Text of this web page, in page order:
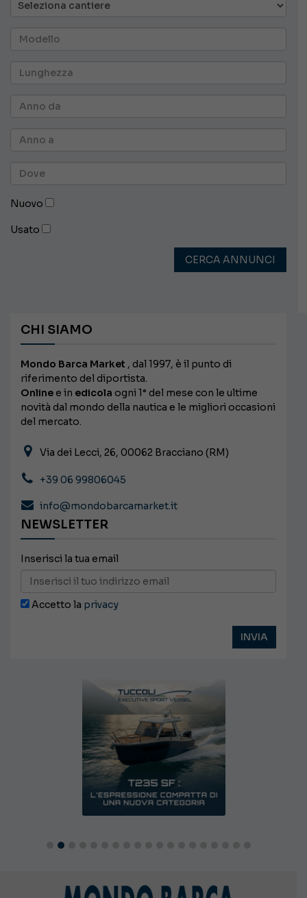
Nuovo
Usato
CERCA ANNUNCI
CHI SIAMO
Mondo Barca Market , dal 1997, è il punto di
riferimento del diportista.
Online e in edicola ogni 1° del mese con le ultime
novità dal mondo della nautica e le migliori occasioni
del mercato.
Via dei Lecci, 26, 00062 Bracciano (RM)
+39 06 99806045
info@mondobarcamarket.it
NEWSLETTER
Inserisci la tua email
Accetto la privacy